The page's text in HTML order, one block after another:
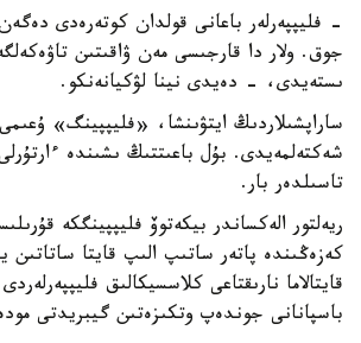
- فليپپەرلەر باعانى قولدان كوتەرەدى
جوق. ولار دا قارجىسى مەن ۋاقىتىن
ىستەيدى، - دەيدى نينا لۋكيانەنكو.
ساراپشىلاردىڭ ايتۋىنشا، «فليپپينگ»
شەكتەلمەيدى. بۇل باعىتتىڭ ىشىندە
تاسىلدەر بار.
ريەلتور الەكساندر بيكەتوۆ فليپپينگكە
كەزەڭىندە پاتەر ساتىپ الىپ قايتا ساتاتىن
قايتالاما نارىقتاعى كلاسسيكالىق
باسپانانى جوندەپ وتكىزەتىن گيبريدتى